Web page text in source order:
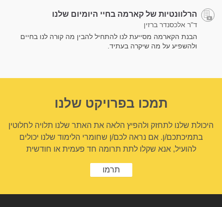
הרלוונטיות של קארמה בחיי היומיום שלנו
ד"ר אלכסנדר ברזין
הבנת הקארמה מסייעת לנו להתחיל להבין מה קורה לנו בחיים
ולהשפיע על מה שיקרה בעתיד.
תמכו בפרויקט שלנו
היכולת שלנו לתחזק ולהפיץ הלאה את האתר שלנו תלויה לחלוטין
בתמיכתכם/ן. אם נראה לכם/ן שחומרי הלימוד שלנו יכולים
להועיל, אנא שקלו לתת תרומה חד פעמית או חודשית
תרמו